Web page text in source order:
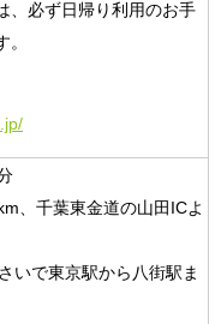
、必ず日帰り利用のお手
、千葉東金道の山田ICよ
いで東京駅から八街駅ま